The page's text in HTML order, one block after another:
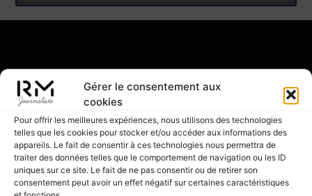
Gérer le consentement aux
cookies
Pour offrir les meilleures expériences, nous utilisons des technologies
telles que les cookies pour stocker et/ou accéder aux informations des
appareils. Le fait de consentir à ces technologies nous permettra de
traiter des données telles que le comportement de navigation ou les ID
uniques sur ce site. Le fait de ne pas consentir ou de retirer son
consentement peut avoir un effet négatif sur certaines caractéristiques
Romain Migus
Écrivain & Journaliste